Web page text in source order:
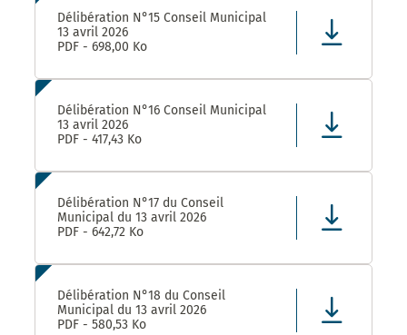
Délibération N°15 Conseil Municipal
13 avril 2026
PDF - 698,00 Ko
Délibération N°16 Conseil Municipal
13 avril 2026
PDF - 417,43 Ko
Délibération N°17 du Conseil
Municipal du 13 avril 2026
PDF - 642,72 Ko
Délibération N°18 du Conseil
Municipal du 13 avril 2026
PDF - 580,53 Ko